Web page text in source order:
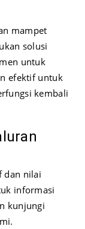
mampet
solusi
untuk
efektif untuk
kembali
dan nilai
informasi
kunjungi